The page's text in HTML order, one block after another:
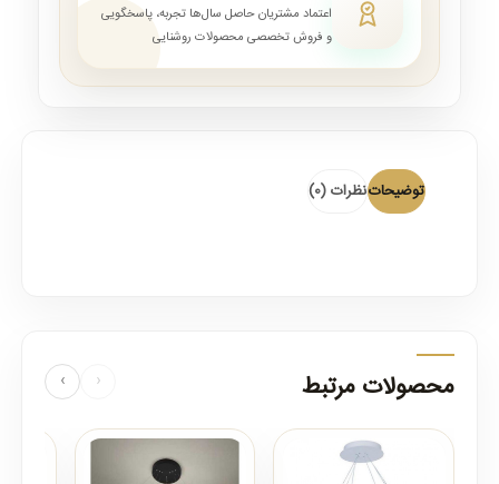
اعتماد مشتریان حاصل سال‌ها تجربه، پاسخگویی
و فروش تخصصی محصولات روشنایی
توضیحاتنظرات (0)
محصولات مرتبط ‹
›